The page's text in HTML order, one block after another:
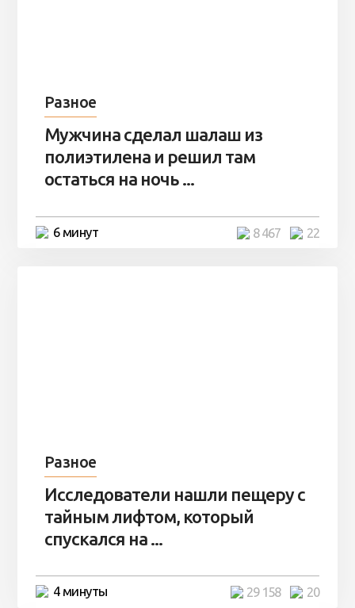
Разное
Мужчина сделал шалаш из
полиэтилена и решил там
остаться на ночь ...
6 минут 22
8 467
Разное
Исследователи нашли пещеру с
тайным лифтом, который
спускался на ...
4 минуты 20
29 158